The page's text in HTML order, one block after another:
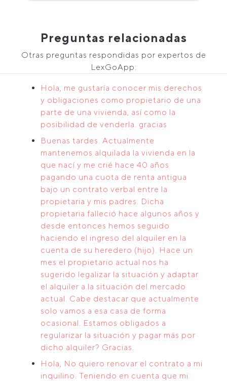
Preguntas relacionadas
Otras preguntas respondidas por expertos de
LexGoApp:
Hola, me gustaría conocer mis derechos
y obligaciones como propietario de una
parte de una vivienda, así como la
posibilidad de venderla. gracias
Buenas tardes. Actualmente
mantenemos alquilada la vivienda en la
que nací y me crié hace 40 años
pagando una cuota de renta antigua
bajo un contrato verbal entre la
propietaria y mis padres. Dicha
propietaria falleció hace algunos años y
desde entonces hemos seguido
haciendo el ingreso del alquiler en la
cuenta de su heredero (hijo). Hace un
mes el propietario actual nos ha
sugerido legalizar la situación y adaptar
el alquiler a la situación del mercado
actual. Cabe destacar que actualmente
solo vamos a esa casa de forma
ocasional. Estamos obligados a
regularizar la situación y pagar más por
dicho alquiler? Gracias.
Hola, No quiero renovar el contrato a mi
inquilino. Teniendo en cuenta que mi